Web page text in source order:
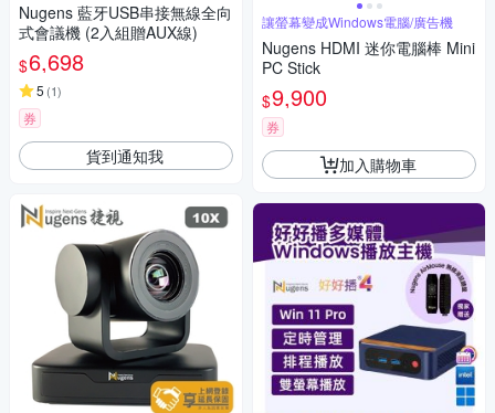
Nugens 藍牙USB串接無線全向
式會議機 (2入組贈AUX線)
$6,698
5 (1)
券
貨到通知我
讓螢幕變成Windows電腦/廣告機
Nugens HDMI 迷你電腦棒 Mini
PC Stick
$9,900
券
加入購物車